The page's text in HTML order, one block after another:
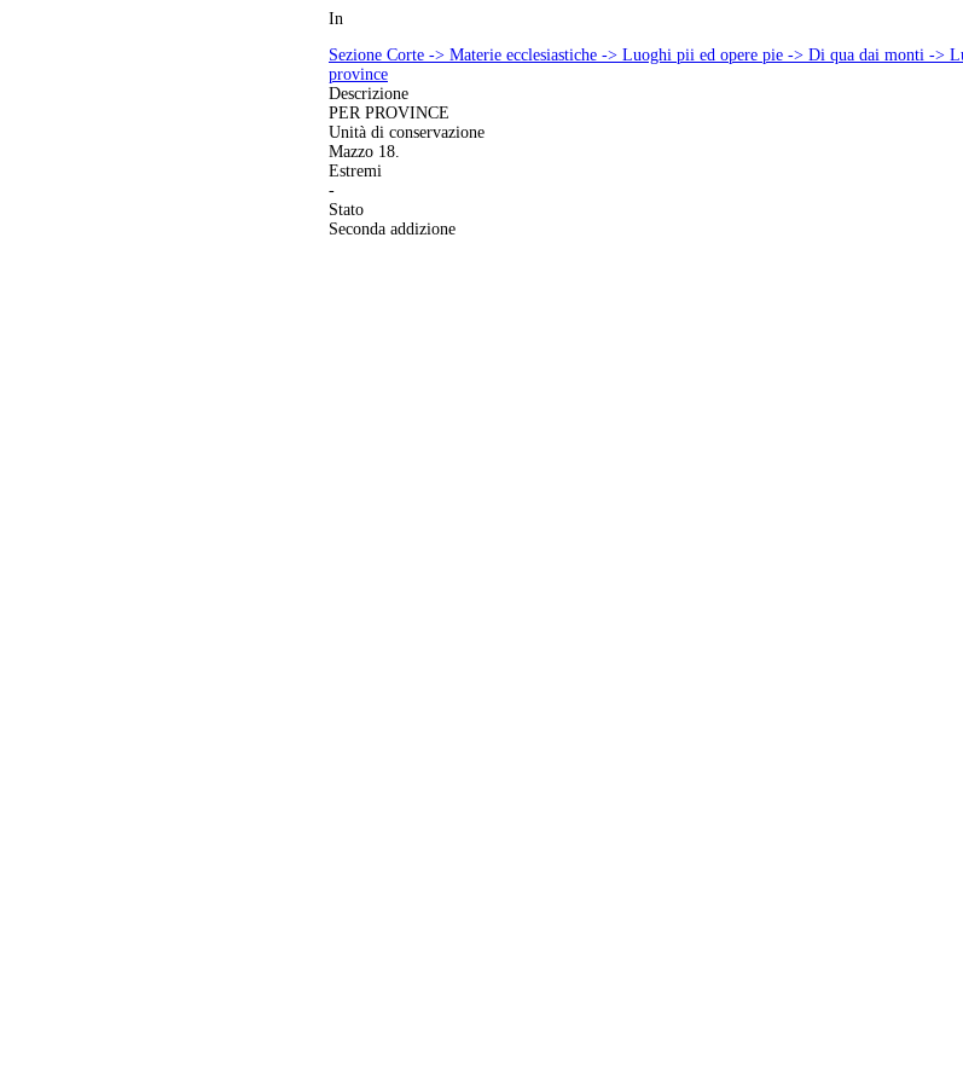
In
Sezione Corte -> Materie ecclesiastiche -> Luoghi pii ed opere pie -> Di qua dai monti ->
province
Descrizione
PER PROVINCE
Unità di conservazione
Mazzo 18.
Estremi
-
Stato
Seconda addizione